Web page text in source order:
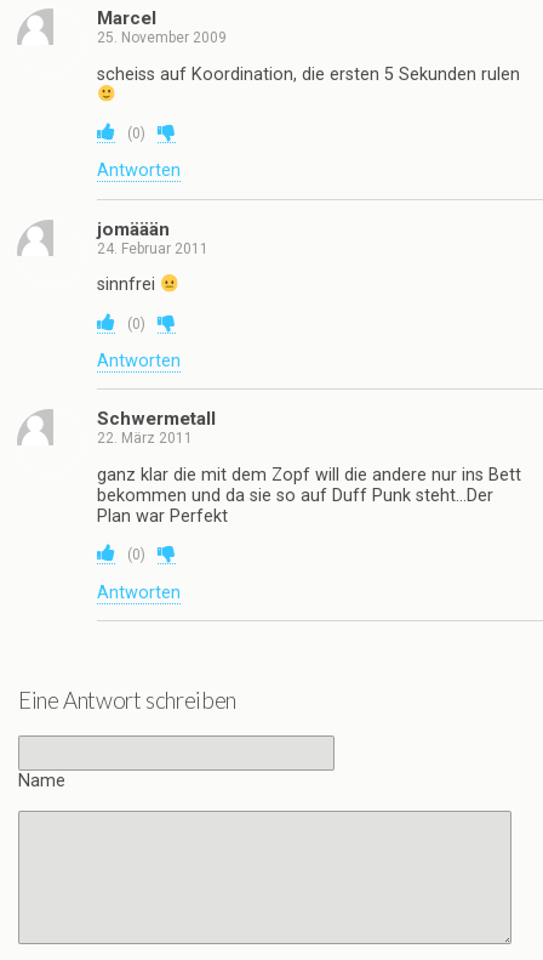
Marcel
25. November 2009
scheiss auf Koordination, die ersten 5 Sekunden rulen
(0)
Antworten
jomäään
24. Februar 2011
sinnfrei
(0)
Antworten
Schwermetall
22. März 2011
ganz klar die mit dem Zopf will die andere nur ins Bett
bekommen und da sie so auf Duff Punk steht…Der
Plan war Perfekt
(0)
Antworten
Eine Antwort schreiben
Name